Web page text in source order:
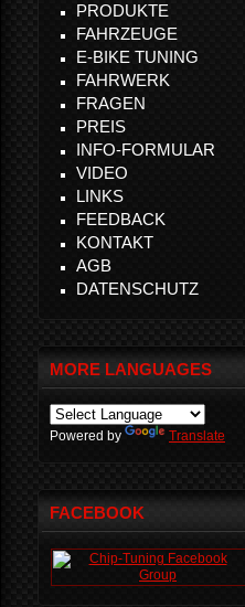
PRODUKTE
FAHRZEUGE
E-BIKE TUNING
FAHRWERK
FRAGEN
PREIS
INFO-FORMULAR
VIDEO
LINKS
FEEDBACK
KONTAKT
AGB
DATENSCHUTZ
MORE LANGUAGES
Powered by Translate
FACEBOOK